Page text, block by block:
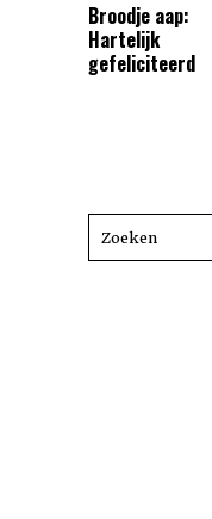
Broodje aap:
Hartelijk
gefeliciteerd